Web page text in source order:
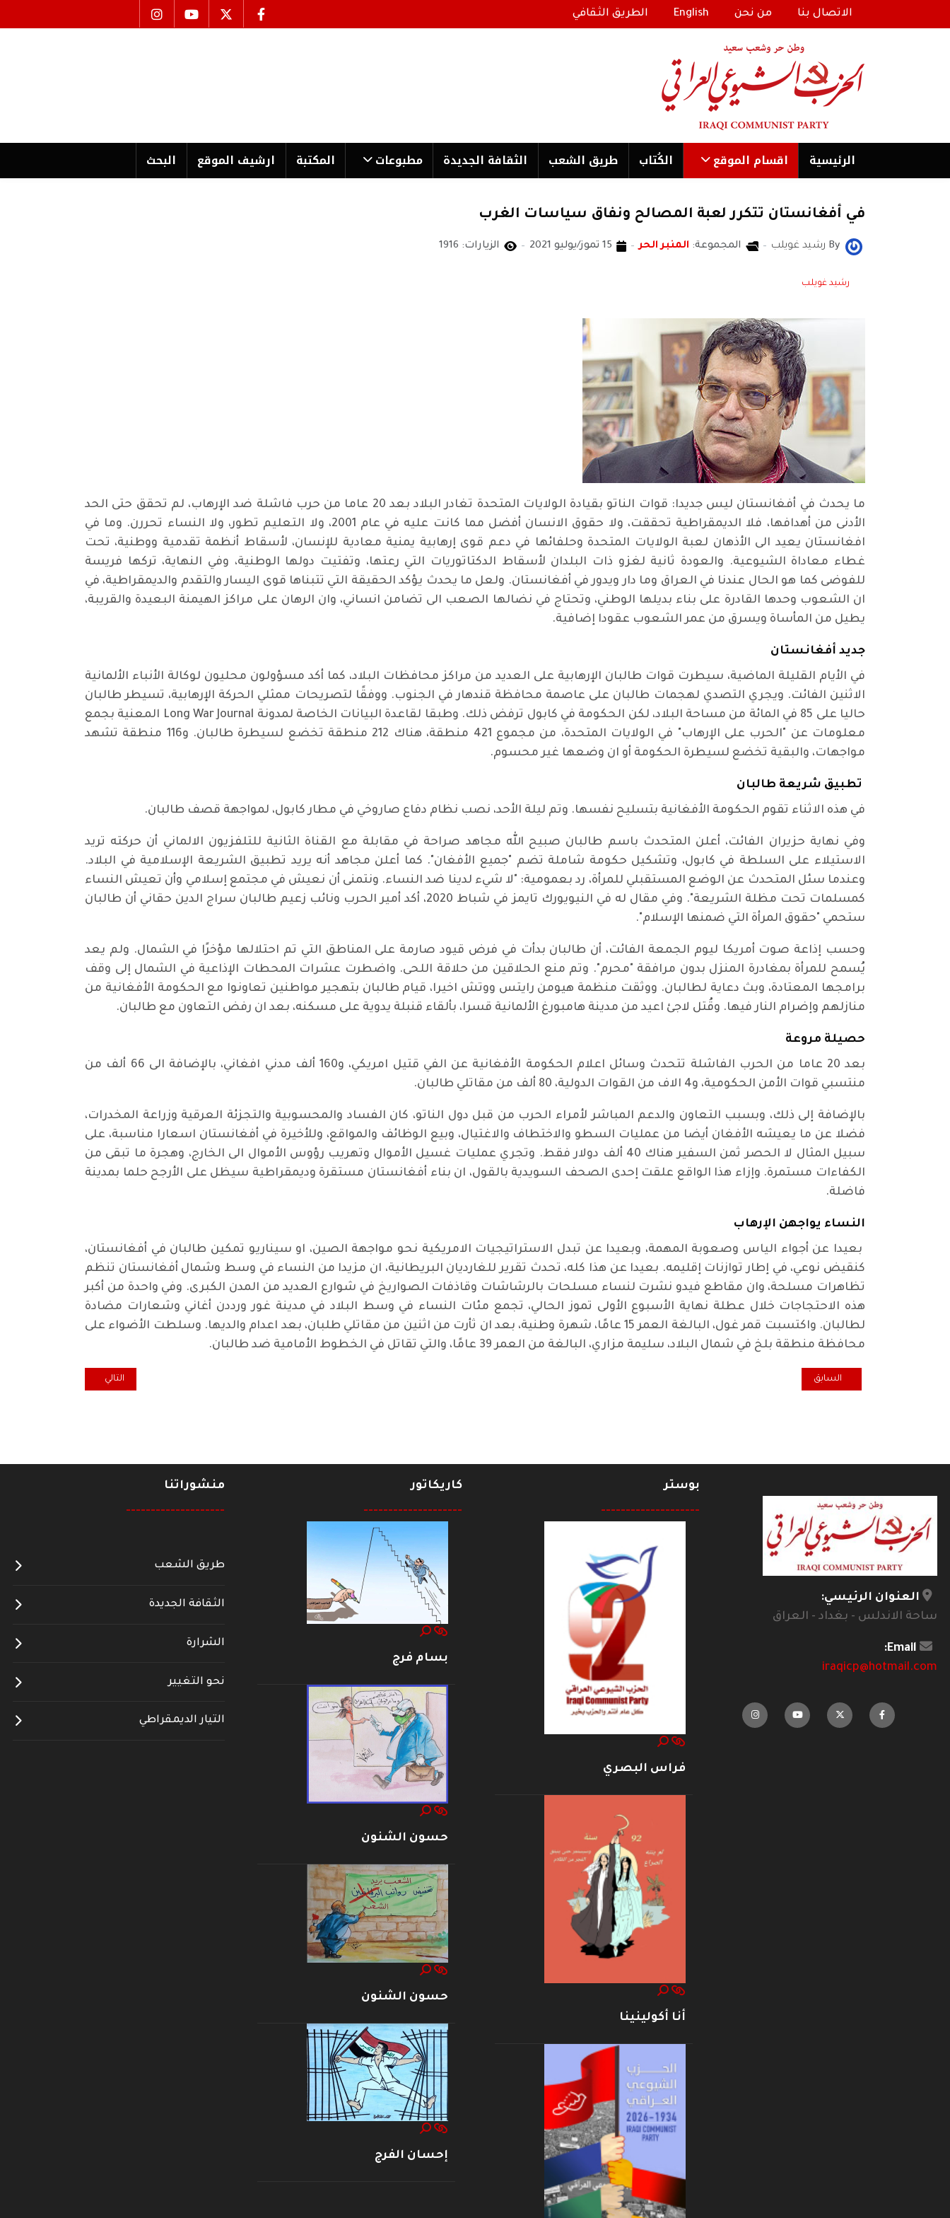
الاتصال بنا من نحن English الطريق الثقافي
الرئیسية اقسام الموقع الكُتاب طریق الشعب الثقافة الجدیدة مطبوعات المكتبة ارشیف الموقع البحث
في أفغانستان تتكرر لعبة المصالح ونفاق سياسات الغرب
By رشيد غويلب المجموعة: المنبر الحر 15 تموز/يوليو 2021 الزيارات: 1916
رشيد غويلب
ما يحدث في أفغانستان ليس جديدا: قوات الناتو بقيادة الولايات المتحدة تغادر البلاد بعد 20 عاما من حرب فاشلة ضد الإرهاب، لم تحقق حتى الحد
الأدنى من أهدافها، فلا الديمقراطية تحققت، ولا حقوق الانسان أفضل مما كانت عليه في عام 2001، ولا التعليم تطور، ولا النساء تحررن. وما في
افغانستان يعيد الى الأذهان لعبة الولايات المتحدة وحلفائها في دعم قوى إرهابية يمنية معادية للإنسان، لأسقاط أنظمة تقدمية ووطنية، تحت
غطاء معاداة الشيوعية. والعودة ثانية لغزو ذات البلدان لأسقاط الدكتاتوريات التي رعتها، وتفتيت دولها الوطنية، وفي النهاية، تركها فريسة
للفوضى كما هو الحال عندنا في العراق وما دار ويدور في أفغانستان. ولعل ما يحدث يؤكد الحقيقة التي تتبناها قوى اليسار والتقدم والديمقراطية، في
ان الشعوب وحدها القادرة على بناء بديلها الوطني، وتحتاج في نضالها الصعب الى تضامن انساني، وان الرهان على مراكز الهيمنة البعيدة والقريبة،
يطيل من المأساة ويسرق من عمر الشعوب عقودا إضافية.
جديد أفغانستان
في الأيام القليلة الماضية، سيطرت قوات طالبان الإرهابية على العديد من مراكز محافظات البلاد، كما أكد مسؤولون محليون لوكالة الأنباء الألمانية
الاثنين الفائت. ويجري التصدي لهجمات طالبان على عاصمة محافظة قندهار في الجنوب. ووفقًا لتصريحات ممثلي الحركة الإرهابية، تسيطر طالبان
حاليا على 85 في المائة من مساحة البلاد، لكن الحكومة في كابول ترفض ذلك. وطبقا لقاعدة البيانات الخاصة لمدونة Long War Journal المعنية بجمع
معلومات عن "الحرب على الإرهاب" في الولايات المتحدة، من مجموع 421 منطقة، هناك 212 منطقة تخضع لسيطرة طالبان. و116 منطقة تشهد
مواجهات، والبقية تخضع لسيطرة الحكومة أو ان وضعها غير محسوم.
تطبيق شريعة طالبان
في هذه الاثناء تقوم الحكومة الأفغانية بتسليح نفسها. وتم ليلة الأحد، نصب نظام دفاع صاروخي في مطار كابول، لمواجهة قصف طالبان.
وفي نهاية حزيران الفائت، أعلن المتحدث باسم طالبان صبيح الله مجاهد صراحة في مقابلة مع القناة الثانية للتلفزيون الالماني أن حركته تريد
الاستيلاء على السلطة في كابول، وتشكيل حكومة شاملة تضم "جميع الأفغان". كما أعلن مجاهد أنه يريد تطبيق الشريعة الإسلامية في البلاد.
وعندما سئل المتحدث عن الوضع المستقبلي للمرأة، رد بعمومية: "لا شيء لدينا ضد النساء. ونتمنى أن نعيش في مجتمع إسلامي وأن تعيش النساء
كمسلمات تحت مظلة الشريعة". وفي مقال له في النيويورك تايمز في شباط 2020، أكد أمير الحرب ونائب زعيم طالبان سراج الدين حقاني أن طالبان
ستحمي "حقوق المرأة التي ضمنها الإسلام".
وحسب إذاعة صوت أمريكا ليوم الجمعة الفائت، أن طالبان بدأت في فرض قيود صارمة على المناطق التي تم احتلالها مؤخرًا في الشمال. ولم يعد
يُسمح للمرأة بمغادرة المنزل بدون مرافقة "محرم". وتم منع الحلاقين من حلاقة اللحى. واضطرت عشرات المحطات الإذاعية في الشمال إلى وقف
برامجها المعتادة، وبث دعاية لطالبان. ووثقت منظمة هيومن رايتس ووتش اخيرا، قيام طالبان بتهجير مواطنين تعاونوا مع الحكومة الأفغانية من
منازلهم وإضرام النار فيها. وقُتل لاجئ اعيد من مدينة هامبورغ الألمانية قسرا، بألقاء قنبلة يدوية على مسكنه، بعد ان رفض التعاون مع طالبان.
حصيلة مروعة
بعد 20 عاما من الحرب الفاشلة تتحدث وسائل اعلام الحكومة الأفغانية عن الفي قتيل امريكي، و160 ألف مدني افغاني، بالإضافة الى 66 ألف من
منتسبي قوات الأمن الحكومية، و4 الاف من القوات الدولية، 80 ألف من مقاتلي طالبان.
بالإضافة إلى ذلك، وبسبب التعاون والدعم المباشر لأمراء الحرب من قبل دول الناتو، كان الفساد والمحسوبية والتجزئة العرقية وزراعة المخدرات،
فضلا عن ما يعيشه الأفغان أيضا من عمليات السطو والاختطاف والاغتيال، وبيع الوظائف والمواقع، وللأخيرة في أفغانستان اسعارا مناسبة، على
سبيل المثال لا الحصر ثمن السفير هناك 40 ألف دولار فقط. وتجري عمليات غسيل الأموال وتهريب رؤوس الأموال الى الخارج، وهجرة ما تبقى من
الكفاءات مستمرة. وإزاء هذا الواقع علقت إحدى الصحف السويدية بالقول، ان بناء أفغانستان مستقرة وديمقراطية سيظل على الأرجح حلما بمدينة
فاضلة.
النساء يواجهن الإرهاب
بعيدا عن أجواء الياس وصعوبة المهمة، وبعيدا عن تبدل الاستراتيجيات الامريكية نحو مواجهة الصين، او سيناريو تمكين طالبان في أفغانستان،
كنقيض نوعي، في إطار توازنات إقليمه. بعيدا عن هذا كله، تحدث تقرير للغارديان البريطانية، ان مزيدا من النساء في وسط وشمال أفغانستان تنظم
تظاهرات مسلحة، وان مقاطع فيدو نشرت لنساء مسلحات بالرشاشات وقاذفات الصواريخ في شوارع العديد من المدن الكبرى. وفي واحدة من أكبر
هذه الاحتجاجات خلال عطلة نهاية الأسبوع الأولى تموز الحالي، تجمع مئات النساء في وسط البلاد في مدينة غور ورددن أغاني وشعارات مضادة
لطالبان. واكتسبت قمر غول، البالغة العمر 15 عامًا، شهرة وطنية، بعد ان ثأرت من اثنين من مقاتلي طلبان، بعد اعدام والديها. وسلطت الأضواء على
محافظة منطقة بلخ في شمال البلاد، سليمة مزاري، البالغة من العمر 39 عامًا، والتي تقاتل في الخطوط الأمامية ضد طالبان.
المقال السابق: تقرير سكرتير السفارة البريطانية ببغداد حول ثورة 14تموز المجيدة
السابق المقال التالي: 14 تموز 1958 يوم خالد في تاريخ العراق الحديث
التالي
العنوان الرئيسي:
ساحة الاندلس - بغداد - العراق
Email:
iraqicp@hotmail.com
بوستر
--------------------
فراس البصري
أنا أكولينينا
كاريكاتور
--------------------
بسام فرج
حسون الشنون
حسون الشنون
إحسان الفرج
منشوراتنا
--------------------
طريق الشعب
الثقافة الجديدة
الشرارة
نحو التغيير
التيار الديمقراطي